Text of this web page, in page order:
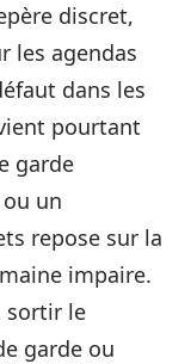
discret,
les agendas
dans les
pourtant
garde
un
repose sur la
impaire.
sortir le
garde ou